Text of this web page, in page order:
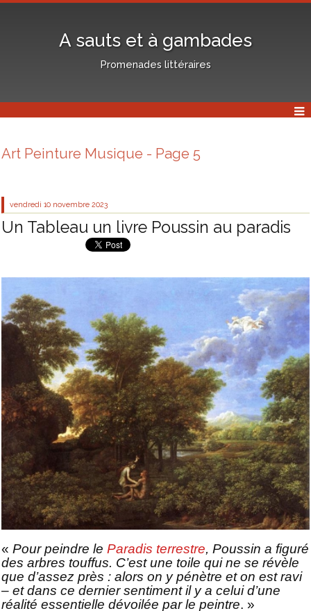
A sauts et à gambades
Promenades littéraires
Art Peinture Musique - Page 5
vendredi 10 novembre 2023
Un Tableau un livre Poussin au paradis
« Pour peindre le Paradis terrestre, Poussin a figuré
des arbres touffus. C’est une toile qui ne se révèle
que d’assez près : alors on y pénètre et on est ravi
– et dans ce dernier sentiment il y a celui d’une
réalité essentielle dévoilée par le peintre. »